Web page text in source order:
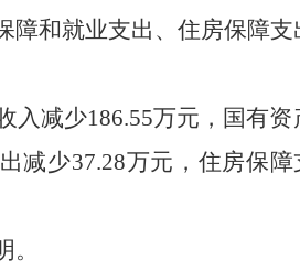
障和就业支出、住房保障
减少186.55万元，国有资
减少37.28万元，住房保